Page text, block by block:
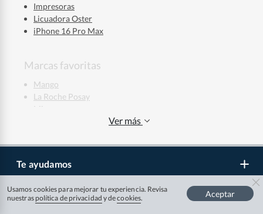
Impresoras
Licuadora Oster
iPhone 16 Pro Max
Marcas favoritas
Mango
La Roche Posay
Mixsoon
Adidas
Puma
Dyson
Ver más
Te ayudamos
Atención por WhatsApp
Sé parte de falabella.com
Usamos cookies para mejorar tu experiencia. Revisa
nuestras política de privacidad y decookies. Aceptar